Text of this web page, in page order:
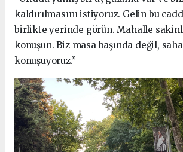
kaldırılmasını istiyoruz. Gelin bu
birlikte yerinde görün. Mahalle
konuşun. Biz masa başında değil,
konuşuyoruz.”